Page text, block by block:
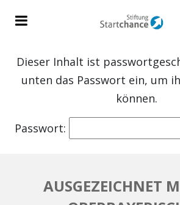
Dieser Inhalt ist
unten das Passwort ein, um
können.
Passwort:
AUSGEZEICHNET